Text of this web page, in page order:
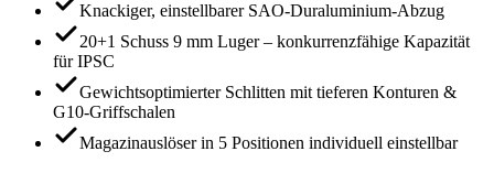
Knackiger, einstellbarer SAO-Duraluminium-Abzug
20+1 Schuss 9 mm Luger – konkurrenzfähige Kapazität
für IPSC
Gewichtsoptimierter Schlitten mit tieferen Konturen &
G10-Griffschalen
Magazinauslöser in 5 Positionen individuell einstellbar